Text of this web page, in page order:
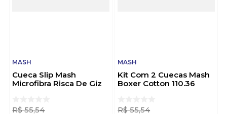
MASH
Cueca Slip Mash
Microfibra Risca De Giz
R$ 55,54
MASH
Kit Com 2 Cuecas Mash
Boxer Cotton 110.36
R$ 55,54